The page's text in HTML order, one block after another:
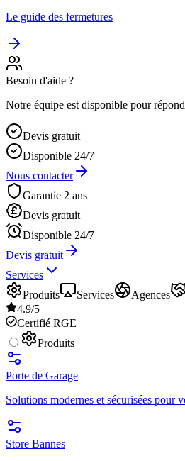
Le guide des fermetures
Besoin d'aide ?
Notre équipe est disponible pour
Devis gratuit
Disponible 24/7
Nous contacter
Garantie 2 ans
Devis gratuit
Disponible 24/7
Devis gratuit
Services
Produits
Services Agences
4.9/5
Certifié RGE
Produits
Porte de Garage
Solutions modernes et sécurisées pour
Store Bannes